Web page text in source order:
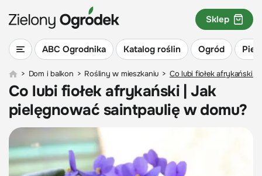
ABC Ogrodnika Katalog roślin Ogród
Sklep
> Dom i balkon > Rośliny w mieszkaniu > Co lubi fiołek afrykański |
Co lubi fiołek afrykański | Jak
pielęgnować saintpaulię w domu?